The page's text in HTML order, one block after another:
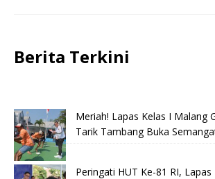
Berita Terkini
Meriah! Lapas Kelas I Malang
Tarik Tambang Buka
Peringati HUT Ke-81 RI,